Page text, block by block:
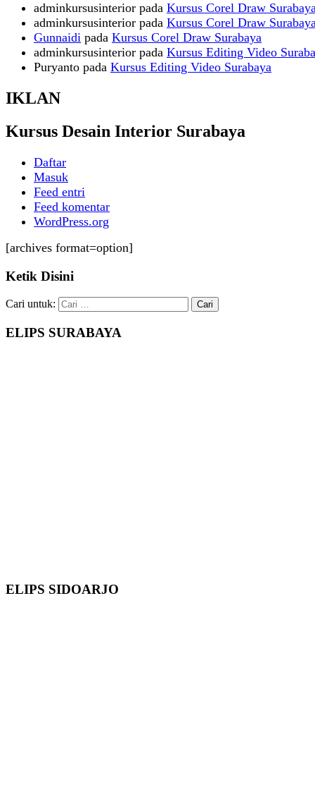
adminkursusinterior pada Kursus Corel Draw
adminkursusinterior pada Kursus Corel Draw
Gunnaidi pada Kursus Corel Draw Surabaya
adminkursusinterior pada Kursus Editing Video
Puryanto pada Kursus Editing Video Surabaya
IKLAN
Kursus Desain Interior Surabaya
Daftar
Masuk
Feed entri
Feed komentar
WordPress.org
[archives format=option]
Ketik Disini
Cari untuk:
ELIPS SURABAYA
ELIPS SIDOARJO